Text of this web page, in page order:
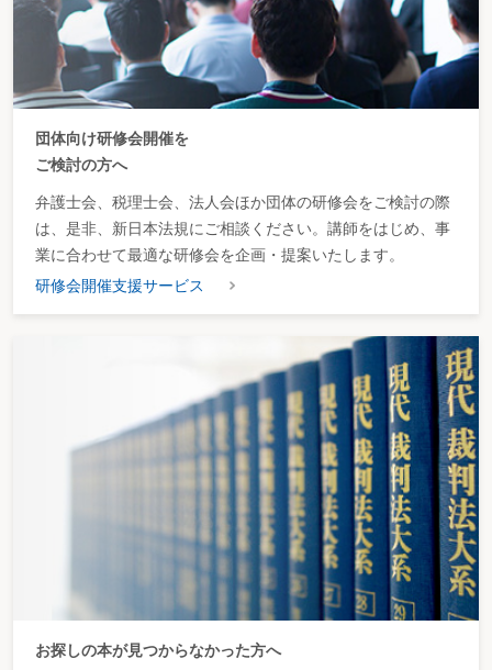
団体向け研修会開催を
ご検討の方へ
弁護士会、税理士会、法人会ほか団体の研修会をご検討の際
は、是非、新日本法規にご相談ください。講師をはじめ、事
業に合わせて最適な研修会を企画・提案いたします。
研修会開催支援サービス
お探しの本が見つからなかった方へ